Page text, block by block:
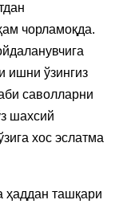
чорламоқда.
ишни ўзингиз
саволларни
шахсий
хос эслатма
ҳаддан ташқари